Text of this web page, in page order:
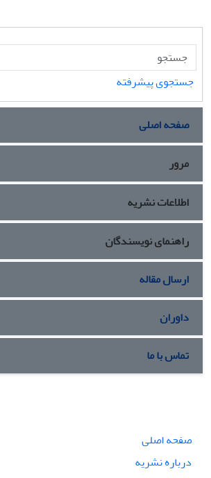
جستجوی پیشرفته
صفحه اصلی
مرور
اطلاعات نشریه
راهنمای نویسندگان
ارسال مقاله
داوران
تماس با ما
صفحه اصلی
درباره نشریه